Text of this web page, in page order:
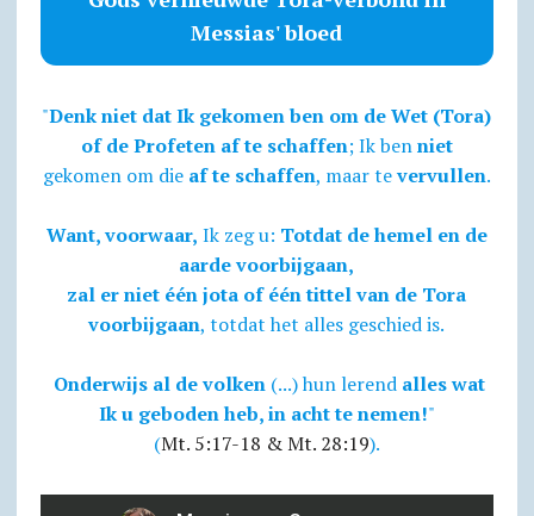
Messias' bloed
"Denk niet dat Ik gekomen ben om de Wet (Tora)
of de Profeten af te schaffen; Ik benniet
gekomen om die af te schaffen, maar tevervullen.
Want, voorwaar, Ik zeg u: Totdat de hemel en de
aarde voorbijgaan,
zal er niet één jota of één tittel van de Tora
voorbijgaan, totdat het alles geschied is.
Onderwijs al de volken(...) hun lerend alles wat
Ik u geboden heb, in acht te nemen!"
(Mt. 5:17-18 & Mt. 28:19).